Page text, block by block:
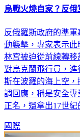
烏戰火燒自家？反
反俄羅斯政府的準
動襲擊，專家表示
林宮被迫從前線轉
對烏克蘭飛行員，進
斯在波羅的海上空
調回應，稱是安全
正名，還拿出17世
國際